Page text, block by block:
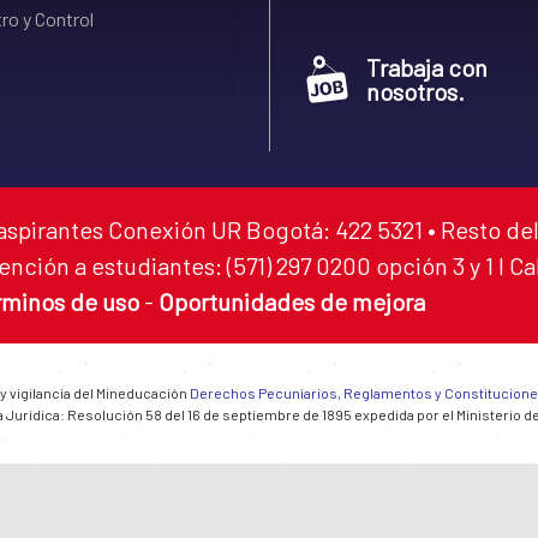
y Control
Trabaja con
nosotros.
Conexión UR Bogotá: 422 5321 • Resto
a estudiantes: (571) 297 0200 opción 3 y 1 I
de uso - Oportunidades de mejora
vigilancia del Mineducación Derechos Pecuniarios, Reglamentos y
Jurídica: Resolución 58 del 16 de septiembre de 1895 expedida por el Ministerio